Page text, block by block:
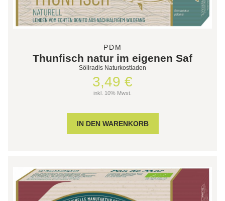
PDM
Thunfisch natur im eigenen Saf
Söllradls Naturkostladen
3,49 €
inkl. 10% Mwst.